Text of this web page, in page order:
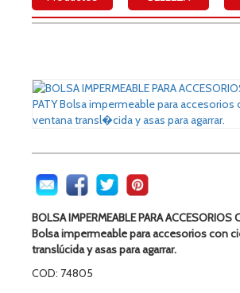
BOLSA IMPERMEABLE PARA ACCESORIOS
Bolsa impermeable para accesorios con
translúcida y asas para agarrar.
COD: 74805